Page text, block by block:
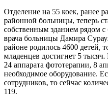
Отделение на 55 коек, ранее
районной больницы, теперь
собственным зданием рядом
врача больницы Дамира
районе родилось 4600 детей,
младенцев достигнет 5
24 аппарата фототерапии, 8
необходимое оборудование.
сотрудников, то сейчас
119.